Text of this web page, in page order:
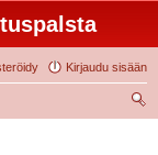
Kirjaudu sisään